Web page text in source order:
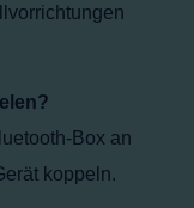
Box an
koppeln.